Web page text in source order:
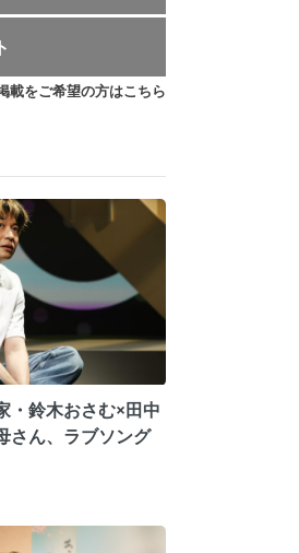
載をご希望の方はこちら
・鈴木おさむ×田中
さん、ラブソング